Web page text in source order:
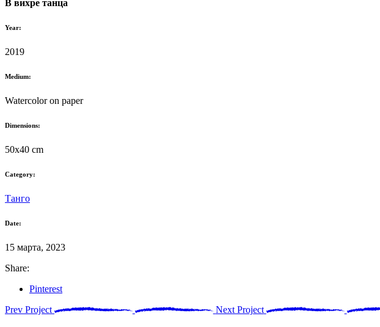
В вихре танца
Year:
2019
Medium:
Watercolor on paper
Dimensions:
50x40 cm
Category:
Танго
Date:
15 марта, 2023
Share:
Pinterest
Prev Project
Next Project